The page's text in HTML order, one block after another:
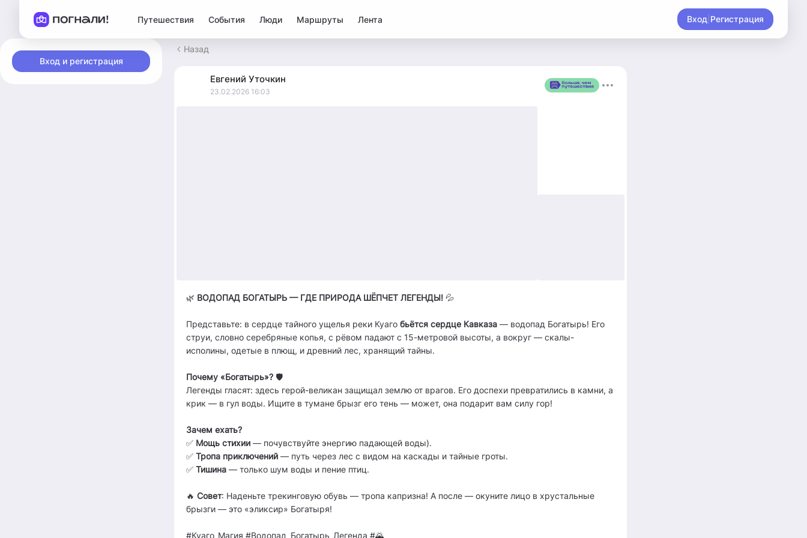
Путешествия События Люди Маршруты Лента Вход Регистрация
Вход и регистрация
Назад
Евгений Уточкин
23.02.2026 16:03
🌿 ВОДОПАД БОГАТЫРЬ — ГДЕ ПРИРОДА ШЁПЧЕТ ЛЕГЕНДЫ! 💦
Представьте: в сердце тайного ущелья реки Куаго бьётся сердце Кавказа — водопад Богатырь! Его
струи, словно серебряные копья, с рёвом падают с 15-метровой высоты, а вокруг — скалы-
исполины, одетые в плющ, и древний лес, хранящий тайны.
Почему «Богатырь»? 🛡️
Легенды гласят: здесь герой-великан защищал землю от врагов. Его доспехи превратились в камни, а
крик — в гул воды. Ищите в тумане брызг его тень — может, она подарит вам силу гор!
Зачем ехать?
✅ Мощь стихии — почувствуйте энергию падающей воды).
✅ Тропа приключений — путь через лес с видом на каскады и тайные гроты.
✅ Тишина — только шум воды и пение птиц.
🔥 Совет: Наденьте трекинговую обувь — тропа капризна! А после — окуните лицо в хрустальные
брызги — это «эликсир» Богатыря!
#Куаго_Магия #Водопад_Богатырь_Легенда #🌄